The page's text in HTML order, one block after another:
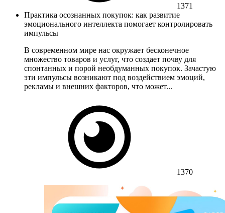
1371
Практика осознанных покупок: как развитие
эмоционального интеллекта помогает контролировать
импульсы
В современном мире нас окружает бесконечное
множество товаров и услуг, что создает почву для
спонтанных и порой необдуманных покупок. Зачастую
эти импульсы возникают под воздействием эмоций,
рекламы и внешних факторов, что может...
1370